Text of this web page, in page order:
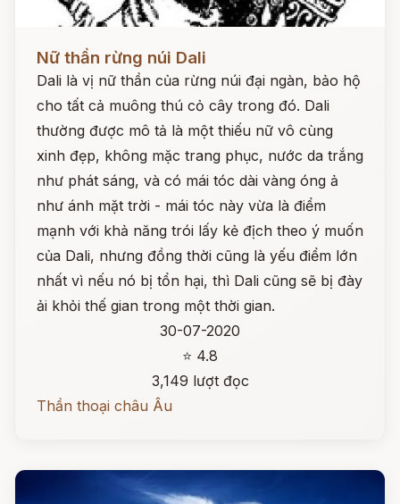
Nữ thần rừng núi Dali
Dali là vị nữ thần của rừng núi đại ngàn, bảo hộ
cho tất cả muông thú cỏ cây trong đó. Dali
thường được mô tả là một thiếu nữ vô cùng
xinh đẹp, không mặc trang phục, nước da trắng
như phát sáng, và có mái tóc dài vàng óng ả
như ánh mặt trời - mái tóc này vừa là điểm
mạnh với khả năng trói lấy kẻ địch theo ý muốn
của Dali, nhưng đồng thời cũng là yếu điểm lớn
nhất vì nếu nó bị tổn hại, thì Dali cũng sẽ bị đày
ải khỏi thế gian trong một thời gian.
30-07-2020
⭐ 4.8
3,149 lượt đọc
Thần thoại châu Âu